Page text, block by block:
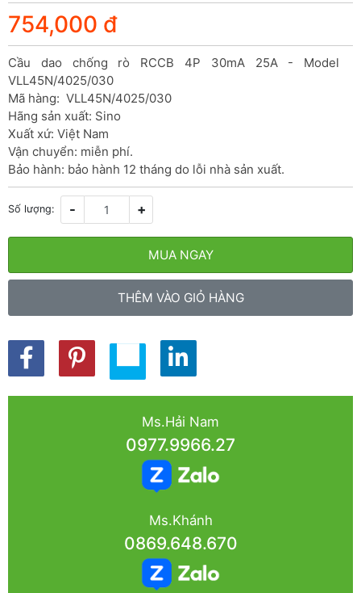
754,000 đ
Cầu dao chống rò RCCB 4P 30mA 25A - Model
VLL45N/4025/030
Mã hàng:  VLL45N/4025/030
Hãng sản xuất: Sino
Xuất xứ: Việt Nam
Vận chuyển: miễn phí.
Bảo hành: bảo hành 12 tháng do lỗi nhà sản xuất.
Số lượng: - +
MUA NGAY
THÊM VÀO GIỎ HÀNG
Ms.Hải Nam
0977.9966.27
Ms.Khánh
0869.648.670